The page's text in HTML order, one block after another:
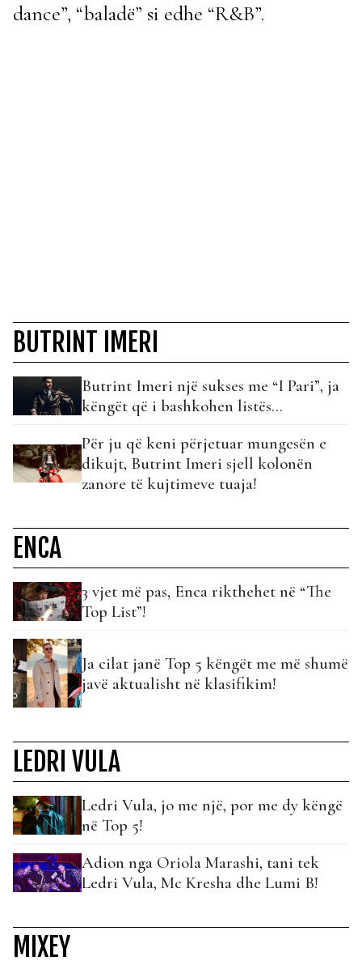
dance”, “baladë” si edhe “R&B”.
BUTRINT IMERI
Butrint Imeri një sukses me “I Pari”, ja
këngët që i bashkohen listës…
Për ju që keni përjetuar mungesën e
dikujt, Butrint Imeri sjell kolonën
zanore të kujtimeve tuaja!
ENCA
3 vjet më pas, Enca rikthehet në “The
Top List”!
Ja cilat janë Top 5 këngët me më shumë
javë aktualisht në klasifikim!
LEDRI VULA
Ledri Vula, jo me një, por me dy këngë
në Top 5!
Adion nga Oriola Marashi, tani tek
Ledri Vula, Mc Kresha dhe Lumi B!
MIXEY